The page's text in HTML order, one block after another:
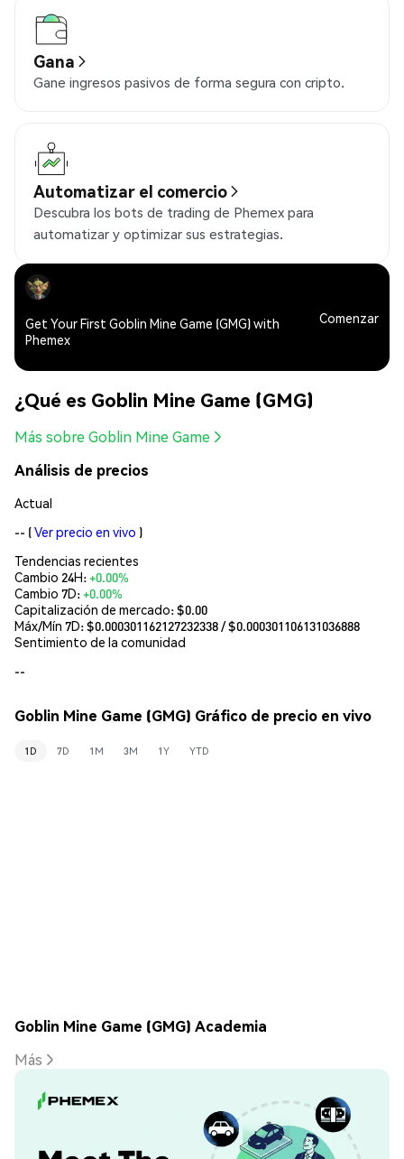
Gana
Gane ingresos pasivos de forma segura con cripto.
Automatizar el comercio
Descubra los bots de trading de Phemex para
automatizar y optimizar sus estrategias.
Get Your First Goblin Mine Game (GMG) with
Phemex
Comenzar
¿Qué es Goblin Mine Game (GMG)
Más sobre Goblin Mine Game
Análisis de precios
Actual
-- (Ver precio en vivo )
Tendencias recientes
Cambio 24H:+0.00%
Cambio 7D:+0.00%
Capitalización de mercado:$0.00
Máx/Mín 7D: $0.000301162127232338/ $0.000301106131036888
Sentimiento de la comunidad
--
Goblin Mine Game (GMG) Gráfico de precio en vivo
1D 7D 1M 3M 1Y YTD
Goblin Mine Game (GMG) Academia
Más